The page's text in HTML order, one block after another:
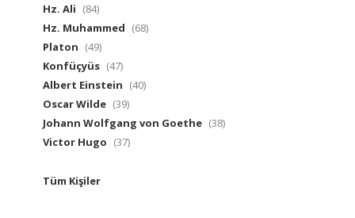
Hz. Ali (84)
Hz. Muhammed (68)
Platon (49)
Konfüçyüs (47)
Albert Einstein (40)
Oscar Wilde (39)
Johann Wolfgang von Goethe (38)
Victor Hugo (37)
Tüm Kişiler